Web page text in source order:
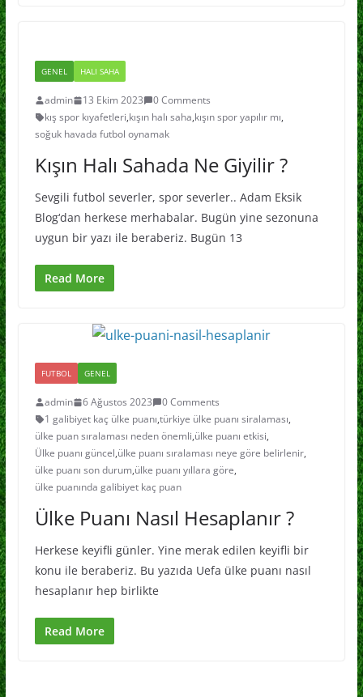
GENEL HALI SAHA
admin 13 Ekim 2023
0 Comments
kış spor kıyafetleri,kışın halı saha,kışın spor yapılır mı,
soğuk havada futbol oynamak
Kışın Halı Sahada Ne Giyilir ?
Sevgili futbol severler, spor severler.. Adam Eksik
Blog‘dan herkese merhabalar. Bugün yine sezonuna
uygun bir yazı ile beraberiz. Bugün 13
Read More
FUTBOL GENEL
admin 6 Ağustos 2023
0 Comments
1 galibiyet kaç ülke puanı,türkiye ülke puanı siralaması,
ülke puan sıralaması neden önemli,ülke puanı etkisi,
Ülke puanı güncel,ülke puanı sıralaması neye göre belirlenir,
ülke puanı son durum,ülke puanı yıllara göre,
ülke puanında galibiyet kaç puan
Ülke Puanı Nasıl Hesaplanır ?
Herkese keyifli günler. Yine merak edilen keyifli bir
konu ile beraberiz. Bu yazıda Uefa ülke puanı nasıl
hesaplanır hep birlikte
Read More